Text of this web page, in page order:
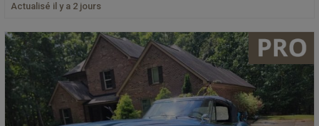
Actualisé il y a 2 jours